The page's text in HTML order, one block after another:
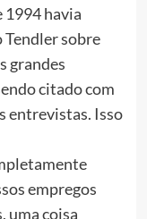
1994 havia
Tendler sobre
grandes
citado com
entrevistas. Isso
empregos
uma coisa